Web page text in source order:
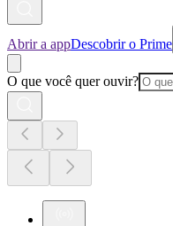
Abrir a appDescobrir o Prime
O que você quer ouvir?